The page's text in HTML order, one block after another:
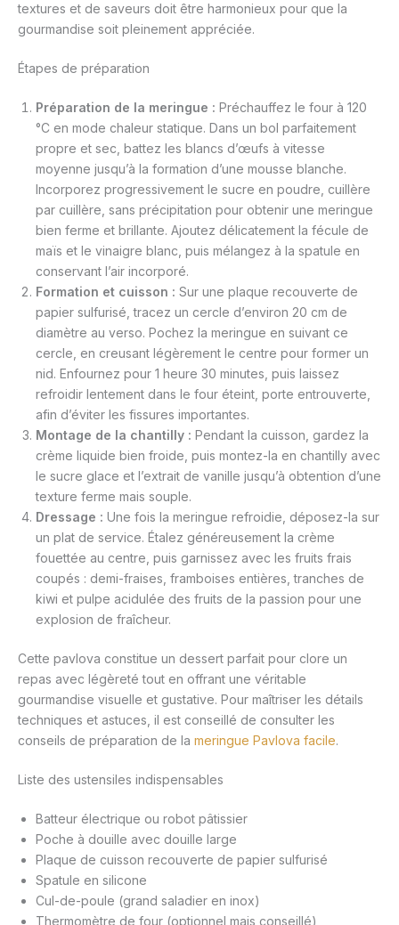
textures et de saveurs doit être harmonieux pour que la
gourmandise soit pleinement appréciée.
Étapes de préparation
Préparation de la meringue : Préchauffez le four à 120
°C en mode chaleur statique. Dans un bol parfaitement
propre et sec, battez les blancs d’œufs à vitesse
moyenne jusqu’à la formation d’une mousse blanche.
Incorporez progressivement le sucre en poudre, cuillère
par cuillère, sans précipitation pour obtenir une meringue
bien ferme et brillante. Ajoutez délicatement la fécule de
maïs et le vinaigre blanc, puis mélangez à la spatule en
conservant l’air incorporé.
Formation et cuisson : Sur une plaque recouverte de
papier sulfurisé, tracez un cercle d’environ 20 cm de
diamètre au verso. Pochez la meringue en suivant ce
cercle, en creusant légèrement le centre pour former un
nid. Enfournez pour 1 heure 30 minutes, puis laissez
refroidir lentement dans le four éteint, porte entrouverte,
afin d’éviter les fissures importantes.
Montage de la chantilly : Pendant la cuisson, gardez la
crème liquide bien froide, puis montez-la en chantilly avec
le sucre glace et l’extrait de vanille jusqu’à obtention d’une
texture ferme mais souple.
Dressage : Une fois la meringue refroidie, déposez-la sur
un plat de service. Étalez généreusement la crème
fouettée au centre, puis garnissez avec les fruits frais
coupés : demi-fraises, framboises entières, tranches de
kiwi et pulpe acidulée des fruits de la passion pour une
explosion de fraîcheur.
Cette pavlova constitue un dessert parfait pour clore un
repas avec légèreté tout en offrant une véritable
gourmandise visuelle et gustative. Pour maîtriser les détails
techniques et astuces, il est conseillé de consulter les
conseils de préparation de la meringue Pavlova facile.
Liste des ustensiles indispensables
Batteur électrique ou robot pâtissier
Poche à douille avec douille large
Plaque de cuisson recouverte de papier sulfurisé
Spatule en silicone
Cul-de-poule (grand saladier en inox)
Thermomètre de four (optionnel mais conseillé)